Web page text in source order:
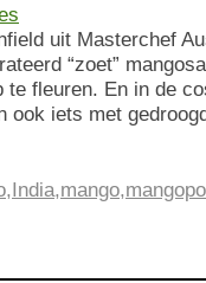
uit Masterchef
“zoet”
fleuren. En in de
ook iets met
,India,mango,